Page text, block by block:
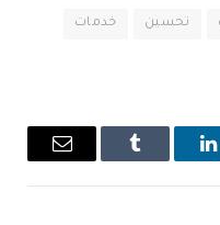
تحسين خدمات
لينكدإن Tumblr
البريد